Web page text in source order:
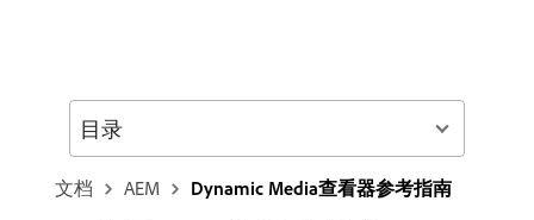
文档 AEM Dynamic Media查看器参考指南
目录